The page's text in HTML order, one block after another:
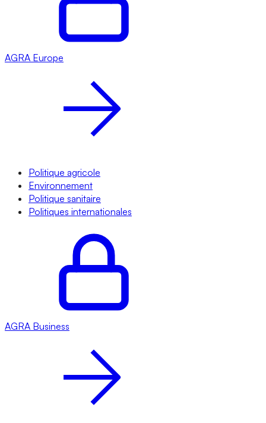
AGRA Europe
Politique agricole
Environnement
Politique sanitaire
Politiques internationales
AGRA Business